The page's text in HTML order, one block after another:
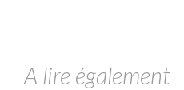
A lire également